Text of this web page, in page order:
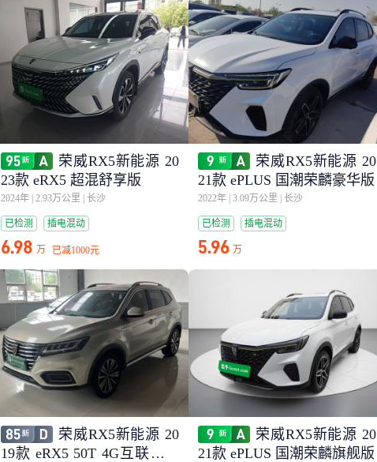
荣威RX5新能源 20
23款 eRX5 超混舒享版
2024年 2.93万公里 长沙
已检测 插电混动
6.98 万 已减1000元
荣威RX5新能源 20
21款 ePLUS 国潮荣麟豪华版
2022年 3.09万公里 长沙
已检测 插电混动
5.96 万
荣威RX5新能源 20
19款 eRX5 50T 4G互联超越
荣威RX5新能源 20
21款 ePLUS 国潮荣麟旗舰版